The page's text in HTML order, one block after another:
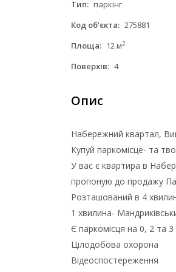
Тип: паркінг
Код об'єкта: 275881
Площа: 12 м2
Поверхів: 4
Опис
Набережний квартал,
Купуй паркомісце- та
У вас є квартира в
пропоную до продажу
Розташований в 4
1 хвилина-
Є паркомісця на 0, 2 та 3
Цілодобова охорона
Відеоспостереження